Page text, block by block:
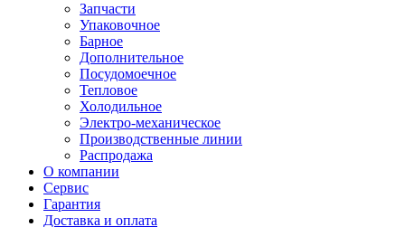
Запчасти
Упаковочное
Барное
Дополнительное
Посудомоечное
Тепловое
Холодильное
Электро-механическое
Производственные линии
Распродажа
О компании
Сервис
Гарантия
Доставка и оплата